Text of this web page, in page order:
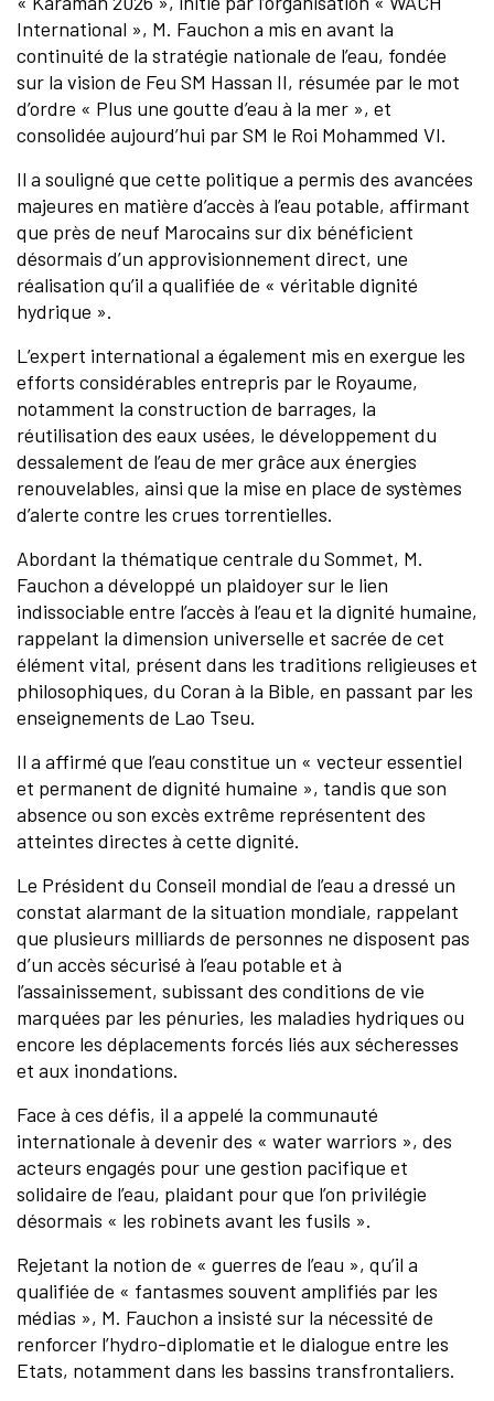
International », M. Fauchon a mis en avant la
continuité de la stratégie nationale de l’eau, fondée
sur la vision de Feu SM Hassan II, résumée par le mot
d’ordre « Plus une goutte d’eau à la mer », et
consolidée aujourd’hui par SM le Roi Mohammed VI.
Il a souligné que cette politique a permis des avancées
majeures en matière d’accès à l’eau potable, affirmant
que près de neuf Marocains sur dix bénéficient
désormais d’un approvisionnement direct, une
réalisation qu’il a qualifiée de « véritable dignité
hydrique ».
L’expert international a également mis en exergue les
efforts considérables entrepris par le Royaume,
notamment la construction de barrages, la
réutilisation des eaux usées, le développement du
dessalement de l’eau de mer grâce aux énergies
renouvelables, ainsi que la mise en place de systèmes
d’alerte contre les crues torrentielles.
Abordant la thématique centrale du Sommet, M.
Fauchon a développé un plaidoyer sur le lien
indissociable entre l’accès à l’eau et la dignité humaine,
rappelant la dimension universelle et sacrée de cet
élément vital, présent dans les traditions religieuses et
philosophiques, du Coran à la Bible, en passant par les
enseignements de Lao Tseu.
Il a affirmé que l’eau constitue un « vecteur essentiel
et permanent de dignité humaine », tandis que son
absence ou son excès extrême représentent des
atteintes directes à cette dignité.
Le Président du Conseil mondial de l’eau a dressé un
constat alarmant de la situation mondiale, rappelant
que plusieurs milliards de personnes ne disposent pas
d’un accès sécurisé à l’eau potable et à
l’assainissement, subissant des conditions de vie
marquées par les pénuries, les maladies hydriques ou
encore les déplacements forcés liés aux sécheresses
et aux inondations.
Face à ces défis, il a appelé la communauté
internationale à devenir des « water warriors », des
acteurs engagés pour une gestion pacifique et
solidaire de l’eau, plaidant pour que l’on privilégie
désormais « les robinets avant les fusils ».
Rejetant la notion de « guerres de l’eau », qu’il a
qualifiée de « fantasmes souvent amplifiés par les
médias », M. Fauchon a insisté sur la nécessité de
renforcer l’hydro-diplomatie et le dialogue entre les
Etats, notamment dans les bassins transfrontaliers.